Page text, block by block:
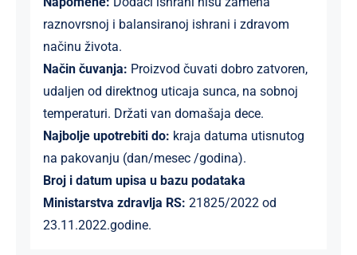
raznovrsnoj i balansiranoj ishrani i zdravom
načinu života.
Način čuvanja: Proizvod čuvati dobro zatvoren,
udaljen od direktnog uticaja sunca, na sobnoj
temperaturi. Držati van domašaja dece.
Najbolje upotrebiti do: kraja datuma utisnutog
na pakovanju (dan/mesec /godina).
Broj i datum upisa u bazu podataka
Ministarstva zdravlja RS: 21825/2022 od
23.11.2022.godine.